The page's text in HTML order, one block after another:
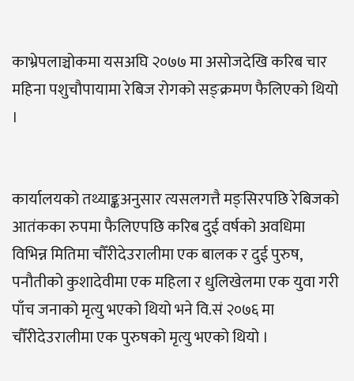
काभ्रेपलाञ्चोकमा यसअघि २०७७ मा असोजदेखि करिब चार
महिना पशुचौपायामा रेबिज रोगको सङ्क्रमण फैलिएको थियो
।
कार्यालयको तथ्याङ्कअनुसार त्यसलगत्तै मङ्सिरपछि रेबिजको
आतंकका रुपमा फैलिएपछि करिब दुई वर्षको अवधिमा
विभिन्न मितिमा चौँरीदेउरालीमा एक बालक र दुई पुरुष,
पनौतीको कुशादेवीमा एक महिला र धुलिखेलमा एक युवा गरी
पाँच जनाको मृत्यु भएको थियो भने वि.सं २०७६ मा
चौँरीदेउरालीमा एक पुरुषको मृत्यु भएको थियो ।